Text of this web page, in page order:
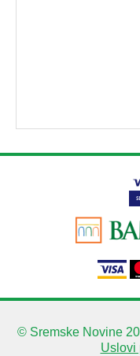
© Sremske Novine
Uslovi